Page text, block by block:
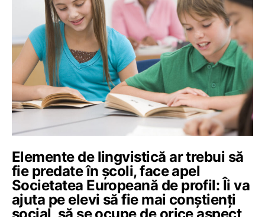
Elemente de lingvistică ar trebui să
fie predate în școli, face apel
Societatea Europeană de profil: Îi va
ajuta pe elevi să fie mai conștienți